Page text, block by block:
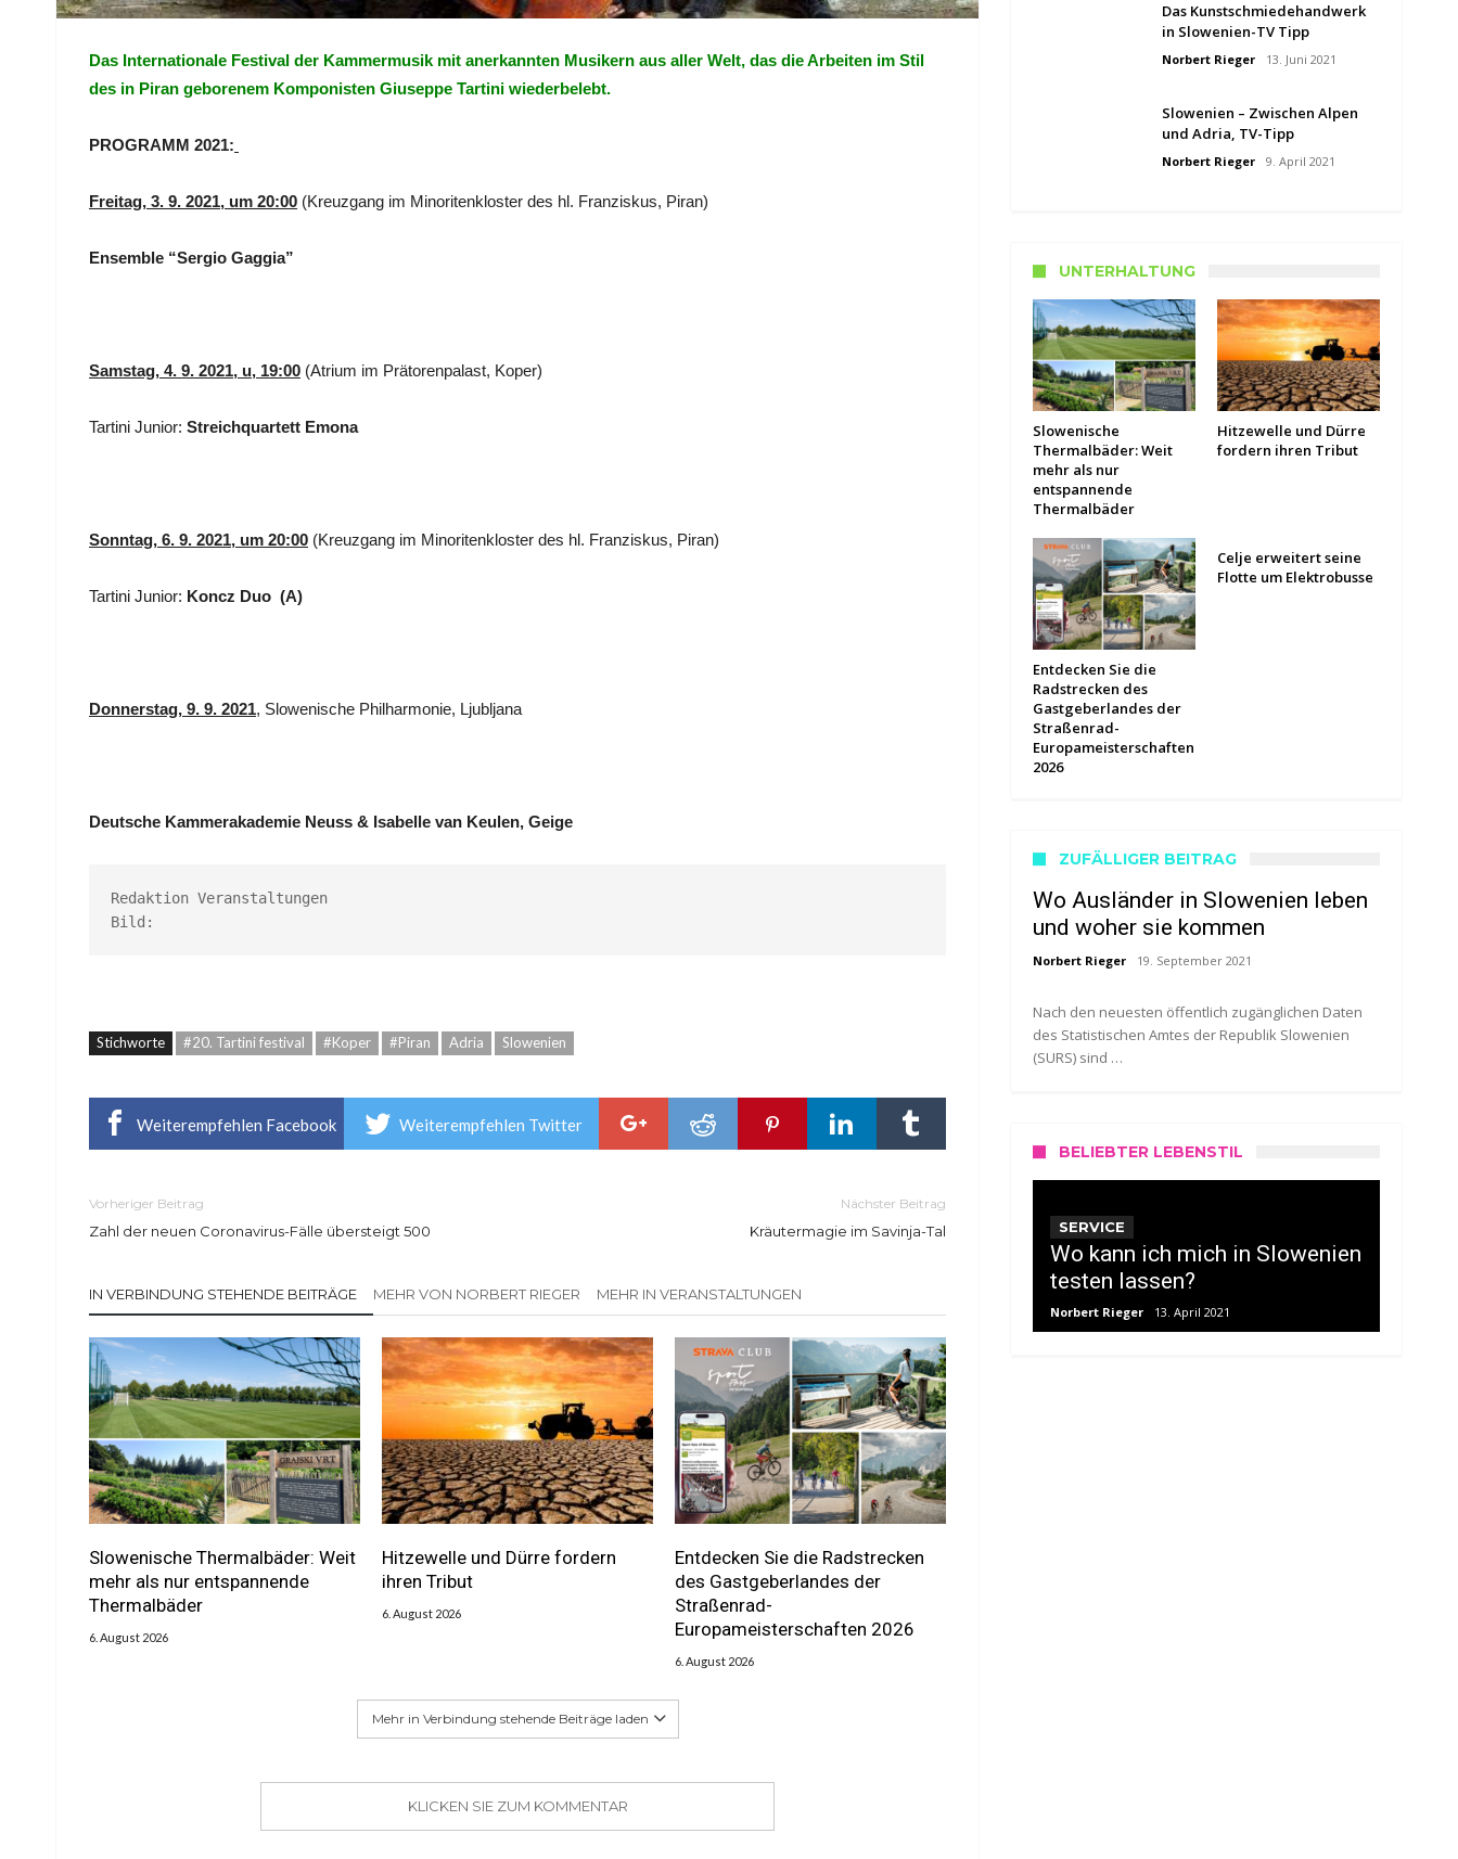
Das Internationale Festival der Kammermusik mit anerkannten Musikern aus aller Welt, das die Arbeiten im Stil
des in Piran geborenem Komponisten Giuseppe Tartini wiederbelebt.
PROGRAMM 2021:
Freitag, 3. 9. 2021, um 20:00 (Kreuzgang im Minoritenkloster des hl. Franziskus, Piran)
Ensemble “Sergio Gaggia”
Samstag, 4. 9. 2021, u, 19:00 (Atrium im Prätorenpalast, Koper)
Tartini Junior: Streichquartett Emona
Sonntag, 6. 9. 2021, um 20:00 (Kreuzgang im Minoritenkloster des hl. Franziskus, Piran)
Tartini Junior: Koncz Duo (A)
Donnerstag, 9. 9. 2021, Slowenische Philharmonie, Ljubljana
Deutsche Kammerakademie Neuss & Isabelle van Keulen, Geige
Redaktion Veranstaltungen
Bild:
Stichworte #20. Tartini festival #Koper #Piran Adria Slowenien
Weiterempfehlen Facebook Weiterempfehlen Twitter
Vorheriger Beitrag
Zahl der neuen Coronavirus-Fälle übersteigt 500
Nächster Beitrag
Kräutermagie im Savinja-Tal
IN VERBINDUNG STEHENDE BEITRÄGE MEHR VON NORBERT RIEGER MEHR IN VERANSTALTUNGEN
Slowenische Thermalbäder: Weit
mehr als nur entspannende
Thermalbäder
6. August 2026
Hitzewelle und Dürre fordern
ihren Tribut
6. August 2026
Entdecken Sie die Radstrecken
des Gastgeberlandes der
Straßenrad-
Europameisterschaften 2026
6. August 2026
Mehr in Verbindung stehende Beiträge laden
KLICKEN SIE ZUM KOMMENTAR
Das Kunstschmiedehandwerk
in Slowenien-TV Tipp
Norbert Rieger 13. Juni 2021
Slowenien – Zwischen Alpen
und Adria, TV-Tipp
Norbert Rieger 9. April 2021
UNTERHALTUNG
Slowenische
Thermalbäder: Weit
mehr als nur
entspannende
Thermalbäder
Hitzewelle und Dürre
fordern ihren Tribut
Entdecken Sie die
Radstrecken des
Gastgeberlandes der
Straßenrad-
Europameisterschaften
2026
Celje erweitert seine
Flotte um Elektrobusse
ZUFÄLLIGER BEITRAG
Wo Ausländer in Slowenien leben
und woher sie kommen
Norbert Rieger 19. September 2021
Nach den neuesten öffentlich zugänglichen Daten
des Statistischen Amtes der Republik Slowenien
(SURS) sind …
BELIEBTER LEBENSTIL
SERVICE
Wo kann ich mich in Slowenien
testen lassen?
Norbert Rieger 13. April 2021